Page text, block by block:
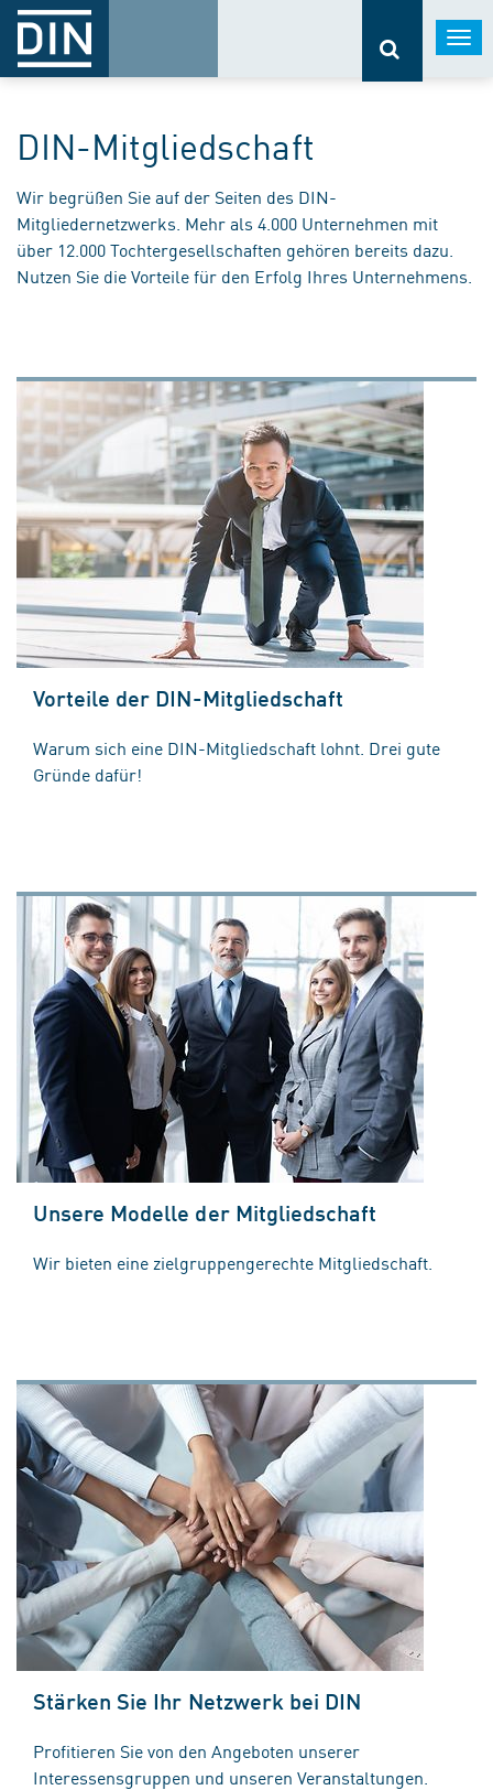
DIN-Mitgliedschaft
Wir begrüßen Sie auf der Seiten des DIN-
Mitgliedernetzwerks. Mehr als 4.000 Unternehmen mit
über 12.000 Tochtergesellschaften gehören bereits dazu.
Nutzen Sie die Vorteile für den Erfolg Ihres Unternehmens.
Vorteile der DIN-Mitgliedschaft
Warum sich eine DIN-Mitgliedschaft lohnt. Drei gute
Gründe dafür!
Unsere Modelle der Mitgliedschaft
Wir bieten eine zielgruppengerechte Mitgliedschaft.
Stärken Sie Ihr Netzwerk bei DIN
Profitieren Sie von den Angeboten unserer
Interessensgruppen und unseren Veranstaltungen.